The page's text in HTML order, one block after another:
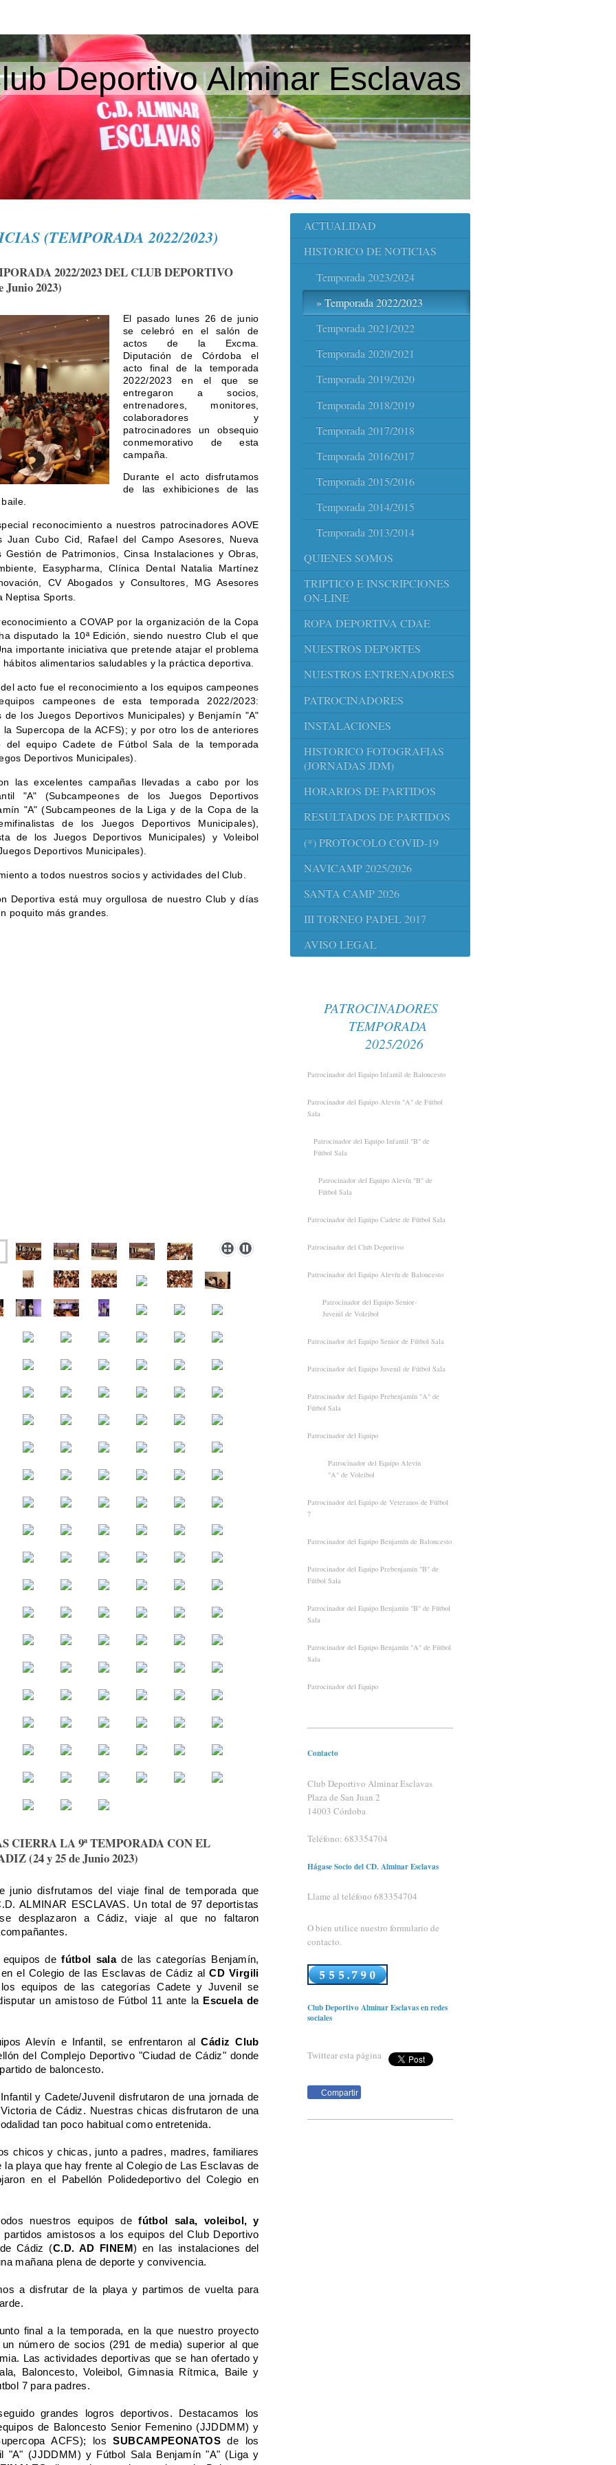
Deportivo Alminar Esclavas
(TEMPORADA 2022/2023)
2022/2023 DEL CLUB DEPORTIVO
2023)
El pasado lunes 26 de junio
se celebró en el salón de
actos de la Excma.
Diputación de Córdoba el
acto final de la temporada
2022/2023 en el que se
entregaron a socios,
entrenadores, monitores,
colaboradores y
patrocinadores un obsequio
conmemorativo de esta
campaña.
Durante el acto disfrutamos
de las exhibiciones de las
reconocimiento a nuestros patrocinadores AOVE
Juan Cubo Cid, Rafael del Campo Asesores, Nueva
Gestión de Patrimonios, Cinsa Instalaciones y Obras,
Easypharma, Clínica Dental Natalia Martínez
CV Abogados y Consultores, MG Asesores
Neptisa Sports.
a COVAP por la organización de la Copa
disputado la 10ª Edición, siendo nuestro Club el que
importante iniciativa que pretende atajar el problema
alimentarios saludables y la práctica deportiva.
acto fue el reconocimiento a los equipos campeones
campeones de esta temporada 2022/2023:
de los Juegos Deportivos Municipales) y Benjamín "A"
Supercopa de la ACFS); y por otro los de anteriores
del equipo Cadete de Fútbol Sala de la temporada
Deportivos Municipales).
las excelentes campañas llevadas a cabo por los
"A" (Subcampeones de los Juegos Deportivos
"A" (Subcampeones de la Liga y de la Copa de la
de los Juegos Deportivos Municipales),
de los Juegos Deportivos Municipales) y Voleibol
Deportivos Municipales).
a todos nuestros socios y actividades del Club.
Deportiva está muy orgullosa de nuestro Club y días
poquito más grandes.
CIERRA LA 9ª TEMPORADA CON EL
(24 y 25 de Junio 2023)
disfrutamos del viaje final de temporada que
ALMINAR ESCLAVAS. Un total de 97 deportistas
desplazaron a Cádiz, viaje al que no faltaron
equipos defútbol salade las categorías Benjamín,
el Colegio de las Esclavas de Cádiz alCD Virgili
equipos de las categorías Cadete y Juvenil se
un amistoso de Fútbol 11 ante la Escuela de
Alevín e Infantil, se enfrentaron alCádiz Club
del Complejo Deportivo "Ciudad de Cádiz" donde
de baloncesto.
y Cadete/Juvenil disfrutaron de una jornada de
de Cádiz. Nuestras chicas disfrutaron de una
tan poco habitual como entretenida.
chicos y chicas, junto a padres, madres, familiares
playa que hay frente al Colegio de Las Esclavas de
en el Pabellón Polidedeportivo del Colegio en
nuestros equipos defútbol sala, voleibol, y
partidos amistosos a los equipos del Club Deportivo
Cádiz (C.D. AD FINEM) en las instalaciones del
mañana plena de deporte y convivencia.
a disfrutar de la playa y partimos de vuelta para
final a la temporada, en la que nuestro proyecto
número de socios (291 de media) superior al que
Las actividades deportivas que se han ofertado y
Baloncesto, Voleibol, Gimnasia Rítmica, Baile y
7 para padres.
grandes logros deportivos. Destacamos los
de Baloncesto Senior Femenino (JJDDMM) y
ACFS); losSUBCAMPEONATOS de los
"A" (JJDDMM) y Fútbol Sala Benjamín "A" (Liga y
ACTUALIDAD
HISTORICO DE NOTICIAS
Temporada 2023/2024
Temporada 2022/2023
Temporada 2021/2022
Temporada 2020/2021
Temporada 2019/2020
Temporada 2018/2019
Temporada 2017/2018
Temporada 2016/2017
Temporada 2015/2016
Temporada 2014/2015
Temporada 2013/2014
QUIENES SOMOS
TRIPTICO E INSCRIPCIONES
ON-LINE
ROPA DEPORTIVA CDAE
NUESTROS DEPORTES
NUESTROS ENTRENADORES
PATROCINADORES
INSTALACIONES
HISTORICO FOTOGRAFIAS
(JORNADAS JDM)
HORARIOS DE PARTIDOS
RESULTADOS DE PARTIDOS
(*) PROTOCOLO COVID-19
NAVICAMP 2025/2026
SANTA CAMP 2026
III TORNEO PADEL 2017
AVISO LEGAL
PATROCINADORES
TEMPORADA
2025/2026
Patrocinador del Equipo Infantil de Baloncesto
Patrocinador del Equipo Alevín "A" de Fútbol
Sala
Patrocinador del Equipo Infantil "B" de
Fútbol Sala
Patrocinador del Equipo Alevín "B" de
Fútbol Sala
Patrocinador del Equipo Cadete de Fútbol Sala
Patrocinador del Club Deportivo
Patrocinador del Equipo Alevín de Baloncesto
Patrocinador del Equipo Senior-
Juvenil de Voleibol
Patrocinador del Equipo Senior de Fútbol Sala
Patrocinador del Equipo Juvenil de Fútbol Sala
Patrocinador del Equipo Prebenjamín "A" de
Fútbol Sala
Patrocinador del Equipo
Patrocinador del Equipo Alevín
"A" de Voleibol
Patrocinador del Equipo de Veteranos de Fútbol
7
Patrocinador del Equipo Benjamín de Baloncesto
Patrocinador del Equipo Prebenjamín "B" de
Fútbol Sala
Patrocinador del Equipo Benjamín "B" de Fútbol
Sala
Patrocinador del Equipo Benjamín "A" de Fútbol
Sala
Patrocinador del Equipo
Contacto
Club Deportivo Alminar Esclavas
Plaza de San Juan 2
14003 Córdoba
Teléfono: 683354704
Hágase Socio del CD. Alminar Esclavas
Llame al teléfono 683354704
O bien utilice nuestro formulario de
contacto.
Club Deportivo Alminar Esclavas en redes
sociales
Twittear esta página
Compartir